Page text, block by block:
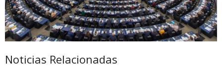
Noticias Relacionadas